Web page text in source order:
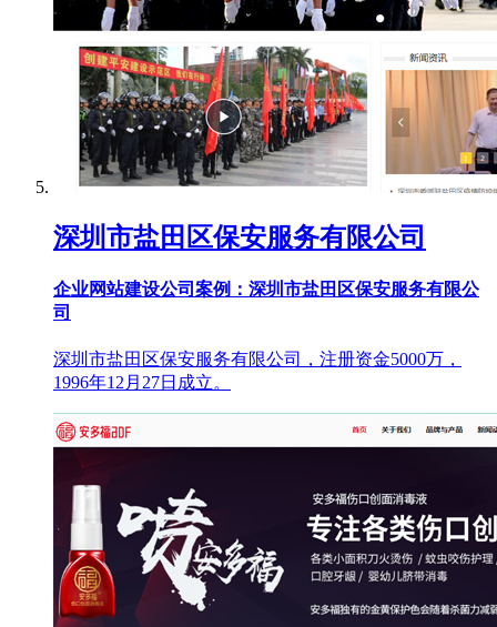
深圳市盐田区保安服务有限公司
企业网站建设公司案例：深圳市盐田区保安服务有限公
司
深圳市盐田区保安服务有限公司，注册资金5000万，
1996年12月27日成立。